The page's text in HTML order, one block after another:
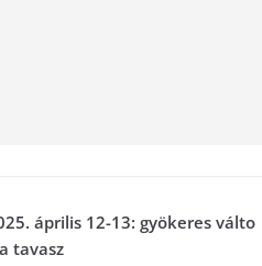
április 12-13: gyökeres válto
tavasz